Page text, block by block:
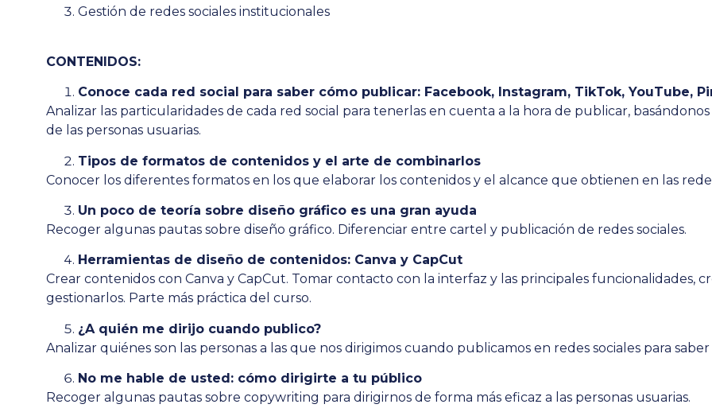
Gestión de redes sociales institucionales
CONTENIDOS:
Conoce cada red social para saber cómo publicar: Facebook, Instagram, TikTok, YouTube,
Analizar las particularidades de cada red social para tenerlas en cuenta a la hora de publicar,
de las personas usuarias.
Tipos de formatos de contenidos y el arte de combinarlos
Conocer los diferentes formatos en los que elaborar los contenidos y el alcance que obtienen en las
Un poco de teoría sobre diseño gráfico es una gran ayuda
Recoger algunas pautas sobre diseño gráfico. Diferenciar entre cartel y publicación de redes sociales.
Herramientas de diseño de contenidos: Canva y CapCut
Crear contenidos con Canva y CapCut. Tomar contacto con la interfaz y las principales funcionalidades,
gestionarlos. Parte más práctica del curso.
¿A quién me dirijo cuando publico?
Analizar quiénes son las personas a las que nos dirigimos cuando publicamos en redes sociales para
No me hable de usted: cómo dirigirte a tu público
Recoger algunas pautas sobre copywriting para dirigirnos de forma más eficaz a las personas usuarias.